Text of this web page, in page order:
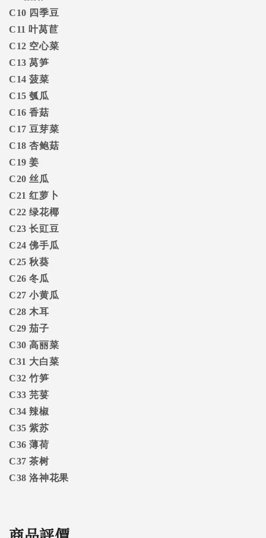
C10 四季豆
C11 叶莴苣
C12 空心菜
C13莴笋
C14菠菜
C15瓠瓜
C16香菇
C17 豆芽菜
C18杏鲍菇
C19姜
C20 丝瓜
C21红萝卜
C22绿花椰
C23长豇豆
C24佛手瓜
C25秋葵
C26冬瓜
C27小黄瓜
C28木耳
C29茄子
C30高丽菜
C31 大白菜
C32竹笋
C33芫荽
C34辣椒
C35紫苏
C36薄荷
C37茶树
C38洛神花果